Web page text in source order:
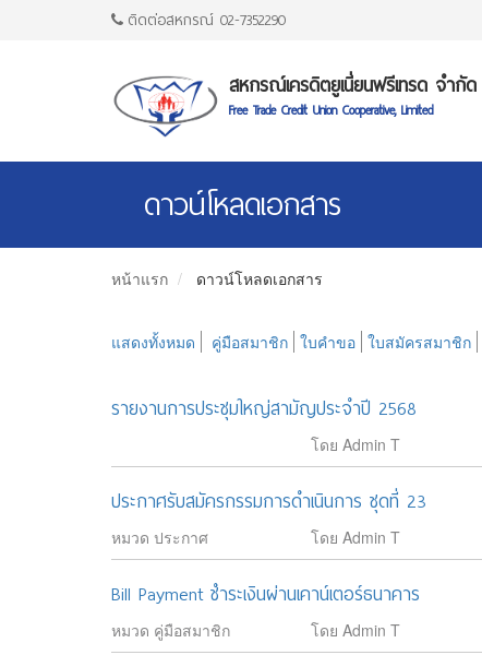
ติดต่อสหกรณ์ 02-7352290
สหกรณ์เครดิตยูเนี่ยนฟรีเทรด จำกัด
Free Trade Credit Union Cooperative, Limited
ดาวน์โหลดเอกสาร
หน้าแรก ดาวน์โหลดเอกสาร
แสดงทั้งหมด คู่มือสมาชิก ใบคำขอ ใบสมัครสมาชิก
รายงานการประชุมใหญ่สามัญประจำปี 2568
โดย Admin T
ประกาศรับสมัครกรรมการดำเนินการ ชุดที่ 23
หมวด ประกาศ โดย Admin T
Bill Payment ชำระเงินผ่านเคาน์เตอร์ธนาคาร
หมวด คู่มือสมาชิก โดย Admin T